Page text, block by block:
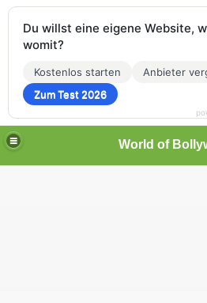
World of
Du willst eine eigene Website,
womit?
Kostenlos starten
Anbieter
Zum Test 2026